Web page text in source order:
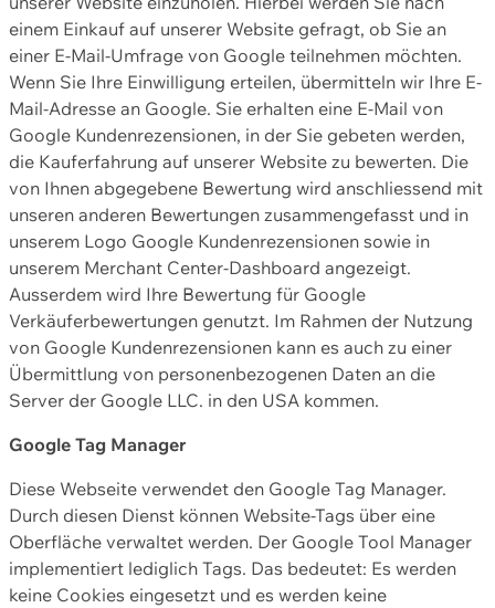
einem Einkauf auf unserer Website gefragt, ob Sie an
einer E-Mail-Umfrage von Google teilnehmen möchten.
Wenn Sie Ihre Einwilligung erteilen, übermitteln wir Ihre E-
Mail-Adresse an Google. Sie erhalten eine E-Mail von
Google Kundenrezensionen, in der Sie gebeten werden,
die Kauferfahrung auf unserer Website zu bewerten. Die
von Ihnen abgegebene Bewertung wird anschliessend mit
unseren anderen Bewertungen zusammengefasst und in
unserem Logo Google Kundenrezensionen sowie in
unserem Merchant Center-Dashboard angezeigt.
Ausserdem wird Ihre Bewertung für Google
Verkäuferbewertungen genutzt. Im Rahmen der Nutzung
von Google Kundenrezensionen kann es auch zu einer
Übermittlung von personenbezogenen Daten an die
Server der Google LLC. in den USA kommen.
Google Tag Manager
Diese Webseite verwendet den Google Tag Manager.
Durch diesen Dienst können Website-Tags über eine
Oberfläche verwaltet werden. Der Google Tool Manager
implementiert lediglich Tags. Das bedeutet: Es werden
keine Cookies eingesetzt und es werden keine